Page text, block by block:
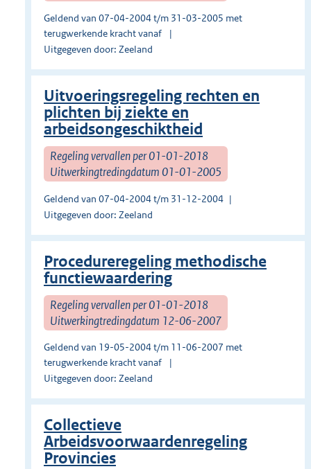
Geldend van 07-04-2004 t/m 31-03-2005 met
terugwerkende kracht vanaf
Uitgegeven door: Zeeland
Uitvoeringsregeling rechten en
plichten bij ziekte en
arbeidsongeschiktheid
Regeling vervallen per 01-01-2018
Uitwerkingtredingdatum 01-01-2005
Geldend van 07-04-2004 t/m 31-12-2004
Uitgegeven door: Zeeland
Procedureregeling methodische
functiewaardering
Regeling vervallen per 01-01-2018
Uitwerkingtredingdatum 12-06-2007
Geldend van 19-05-2004 t/m 11-06-2007 met
terugwerkende kracht vanaf
Uitgegeven door: Zeeland
Collectieve
Arbeidsvoorwaardenregeling
Provincies